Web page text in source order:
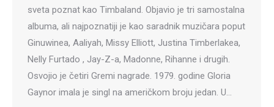
sveta poznat kao Timbaland. Objavio je tri samostalna
albuma, ali najpoznatiji je kao saradnik muzičara poput
Ginuwinea, Aaliyah, Missy Elliott, Justina Timberlakea,
Nelly Furtado , Jay-Z-a, Madonne, Rihanne i drugih.
Osvojio je četiri Gremi nagrade. 1979. godine Gloria
Gaynor imala je singl na američkom broju jedan. U…